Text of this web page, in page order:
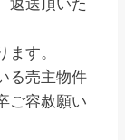
返送頂いた
す。
る売主物件
ご容赦願い